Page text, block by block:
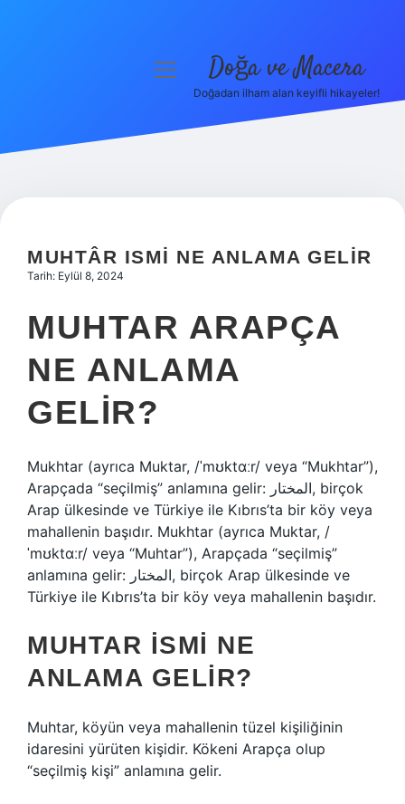
Hakkımızda
menüyü Doğa ve Macera
Doğadan ilham alan keyifli hikayeler!
MUHTÂR ISMI NE ANLAMA GELIR
Tarih: Eylül 8, 2024
MUHTAR ARAPÇA
NE ANLAMA
GELIR?
Mukhtar (ayrıca Muktar, /ˈmʊktɑːr/ veya “Mukhtar”),
Arapçada “seçilmiş” anlamına gelir: المختار, birçok
Arap ülkesinde ve Türkiye ile Kıbrıs’ta bir köy veya
mahallenin başıdır. Mukhtar (ayrıca Muktar, /
ˈmʊktɑːr/ veya “Muhtar”), Arapçada “seçilmiş”
anlamına gelir: المختار, birçok Arap ülkesinde ve
Türkiye ile Kıbrıs’ta bir köy veya mahallenin başıdır.
MUHTAR ISMI NE
ANLAMA GELIR?
Muhtar, köyün veya mahallenin tüzel kişiliğinin
idaresini yürüten kişidir. Kökeni Arapça olup
“seçilmiş kişi” anlamına gelir.